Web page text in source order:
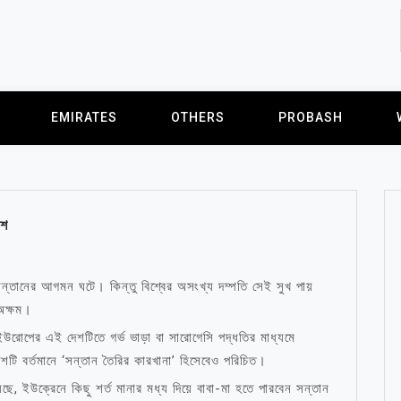
EMIRATES OTHERS PROBASH
আগমন ঘটে। কিন্তু বিশ্বের অসংখ্য দম্পতি সেই সুখ পায়
এই দেশটিতে গর্ভ ভাড়া বা সারোগেসি পদ্ধতির মাধ্যমে
বর্তমানে ‘সন্তান তৈরির কারখানা’ হিসেবেও পরিচিত।
ইউক্রেনে কিছু শর্ত মানার মধ্য দিয়ে বাবা-মা হতে পারবেন সন্তান